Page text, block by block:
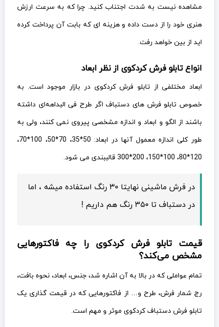
مشاهده نیست به شدت اجتناب کنید. چرا که به سرعت ارزش
هنری خود را از دست داده و هزینه ای که بابت آن پرداخت کرده
اید از بین خواهد رفت.
انواع تابلو فرش کردکوی از نظر ابعاد
ابعاد مختلفی از تابلو فرش کردکوی در بازار موجود است. به
خصوص تابلو فرش های دستباف اگر طرح فی البداهه‌ای داشته
باشند از الگو و ابعاد و اندازه مشخصی پیروی نمی کنند، ولی به
طور کلی اندازه معمول آنها در ابعاد: 50*35، 70*50، 100*70،
120*80، 100*150، 200*300 قالببندی می شود.
در فرش ماشینی نهایتا ۳۰ رنگ استفاده میشه ، اما
در دستباف تا ۳۵۰ رنگ هم داریم !
قیمت تابلو فرش کردکوی را چه فاکتورهایی
مشخص می‌کند؟
تمام عواملی که در بالا به آن اشاره شد، جنس، ابعاد، نحوه بافت،
رج شمار فرش، طرح و… از فاکتورهایی که در قیمت گذاری یک
تابلو فرش دستباف کردکوی موثر و مهم است.